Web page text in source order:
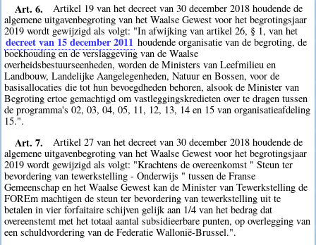
Art. 6.
Artikel 19 van het decreet van 30 december 2018 houdende de
algemene uitgavenbegroting van het Waalse Gewest voor het begrotingsjaar
2019 wordt gewijzigd als volgt: "In afwijking van artikel 26, § 1, van het
decreet van 15 december 2011 houdende organisatie van de begroting, de
boekhouding en de verslaggeving van de Waalse
overheidsbestuurseenheden, worden de Ministers van Leefmilieu en
Landbouw, Landelijke Aangelegenheden, Natuur en Bossen, voor de
basisallocaties die tot hun bevoegdheden behoren, alsook de Minister van
Begroting ertoe gemachtigd om vastleggingskredieten over te dragen tussen
de programma's 02, 03, 04, 05, 11, 12, 13, 14 en 15 van organisatieafdeling
15.".
Art. 7.
Artikel 27 van het decreet van 30 december 2018 houdende de
algemene uitgavenbegroting van het Waalse Gewest voor het begrotingsjaar
2019 wordt gewijzigd als volgt: "Krachtens de overeenkomst " Steun ter
bevordering van tewerkstelling - Onderwijs " tussen de Franse
Gemeenschap en het Waalse Gewest kan de Minister van Tewerkstelling de
FOREm machtigen de steun ter bevordering van tewerkstelling uit te
betalen in vier forfaitaire schijven gelijk aan 1/4 van het bedrag dat
overeenstemt met het totaal aantal subsidieerbare punten, op overlegging van
een schuldvordering van de Federatie Wallonië-Brussel.".